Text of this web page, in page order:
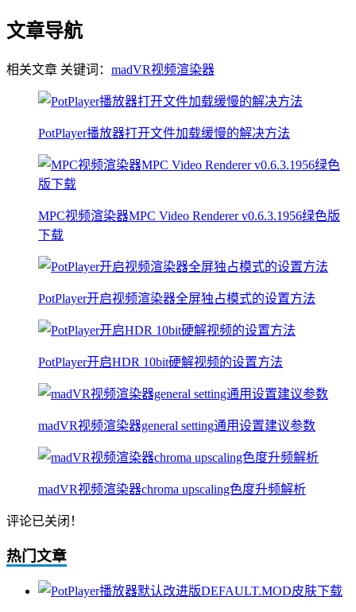
文章导航
相关文章 关键词： madVR视频渲染器
PotPlayer播放器打开文件加载缓慢的解决方法
MPC视频渲染器MPC Video Renderer v0.6.3.1956绿色版
下载
PotPlayer开启视频渲染器全屏独占模式的设置方法
PotPlayer开启HDR 10bit硬解视频的设置方法
madVR视频渲染器general setting通用设置建议参数
madVR视频渲染器chroma upscaling色度升频解析
评论已关闭！
热门文章